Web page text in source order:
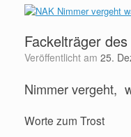
Fackelträger
Veröffentlicht am 25.
Nimmer vergeht,
Worte zum Trost